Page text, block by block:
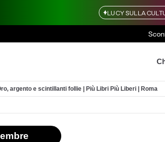
LUCY SULLA
argento e scintillanti follie | Più Libri Più Liberi | Roma